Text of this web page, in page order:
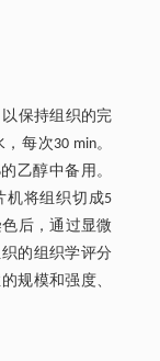
保持组织的完
每次30 min。
乙醇中备用。
机将组织切成5
后，通过显微
的组织学评分
规模和强度、